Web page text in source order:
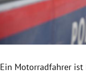
Untermenü
Untermenü
Ein Motorradfahrer